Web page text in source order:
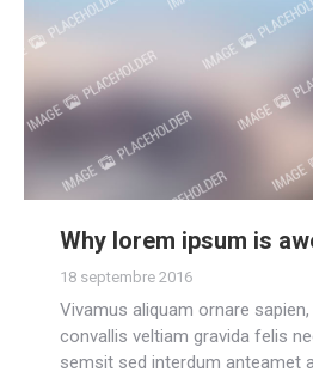
Why lorem ipsum is
18 septembre 2016
Vivamus aliquam ornare
convallis veltiam gravida felis
semsit sed interdum anteamet